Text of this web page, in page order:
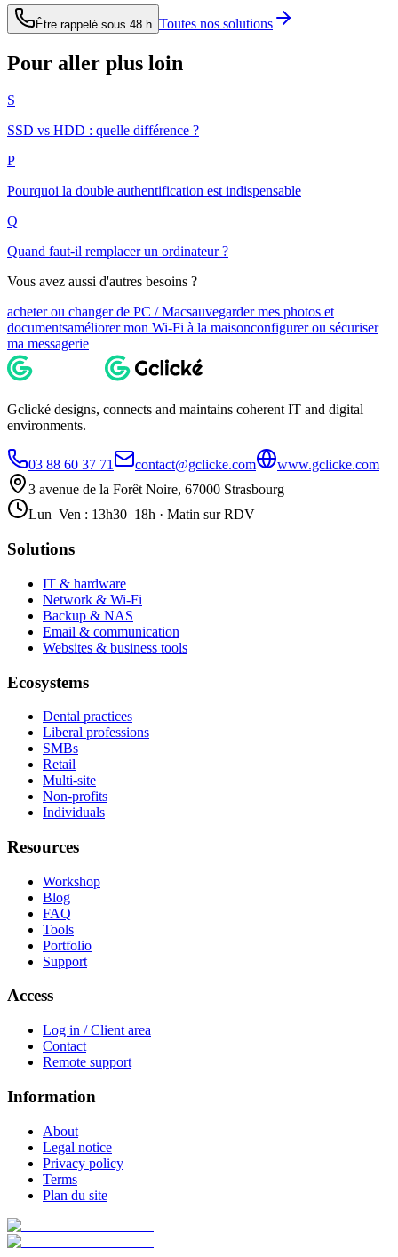
Être rappelé sous 48 h Toutes nos solutions
Pour aller plus loin
S
SSD vs HDD : quelle différence ?
P
Pourquoi la double authentification est indispensable
Q
Quand faut-il remplacer un ordinateur ?
Vous avez aussi d'autres besoins ?
acheter ou changer de PC / Macsauvegarder mes photos et
documentsaméliorer mon Wi-Fi à la maisonconfigurer ou sécuriser
ma messagerie
Gclické designs, connects and maintains coherent IT and digital
environments.
03 88 60 37 71 contact@gclicke.com
www.gclicke.com
3 avenue de la Forêt Noire, 67000 Strasbourg
Lun–Ven : 13h30–18h · Matin sur RDV
Solutions
IT & hardware
Network & Wi-Fi
Backup & NAS
Email & communication
Websites & business tools
Ecosystems
Dental practices
Liberal professions
SMBs
Retail
Multi-site
Non-profits
Individuals
Resources
Workshop
Blog
FAQ
Tools
Portfolio
Support
Access
Log in / Client area
Contact
Remote support
Information
About
Legal notice
Privacy policy
Terms
Plan du site